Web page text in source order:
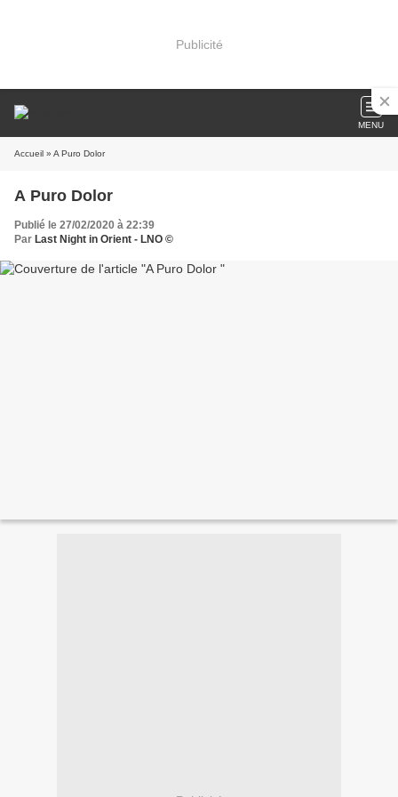
Publicité
MENU
Accueil » A Puro Dolor
A Puro Dolor
Publié le 27/02/2020 à 22:39
Par Last Night in Orient - LNO ©